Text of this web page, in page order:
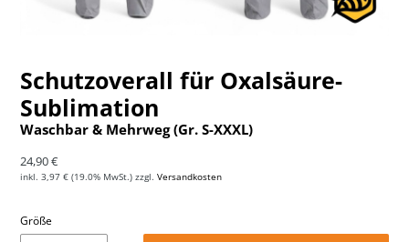
Schutzoverall für Oxalsäure-
Sublimation
Waschbar & Mehrweg (Gr. S-XXXL)
Normaler Preis
24,90 €
inkl. 3,97 € (19.0% MwSt.) zzgl. Versandkosten
Größe